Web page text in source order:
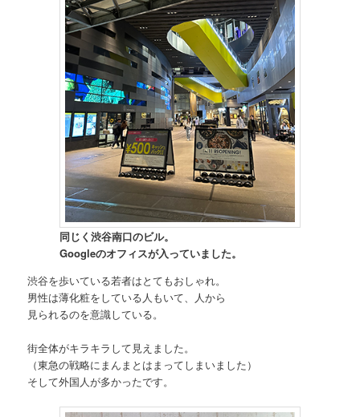
同じく渋谷南口のビル。
Googleのオフィスが入っていました。
渋谷を歩いている若者はとてもおしゃれ。
男性は薄化粧をしている人もいて、人から
見られるのを意識している。
街全体がキラキラして見えました。
（東急の戦略にまんまとはまってしまいました）
そして外国人が多かったです。